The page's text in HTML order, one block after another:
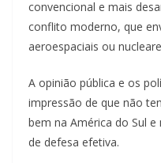
convencional e mais
conflito moderno, que
aeroespaciais ou
A opinião pública e os
impressão de que não
bem na América do Sul
de defesa efetiva.